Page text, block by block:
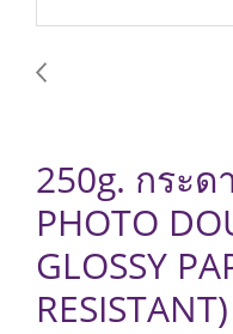
250g. กระด
PHOTO
GLOSSY